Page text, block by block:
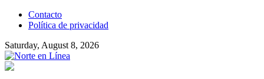
contentContacto
Política de privacidad
Saturday, August 8, 2026